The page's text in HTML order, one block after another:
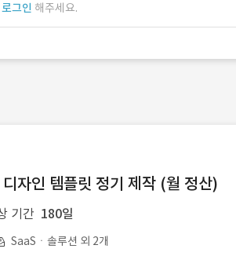
로그인 해주세요.
자인 템플릿 정기 제작 (월 정산)
기간 180일
SaaSㆍ솔루션 외 2개